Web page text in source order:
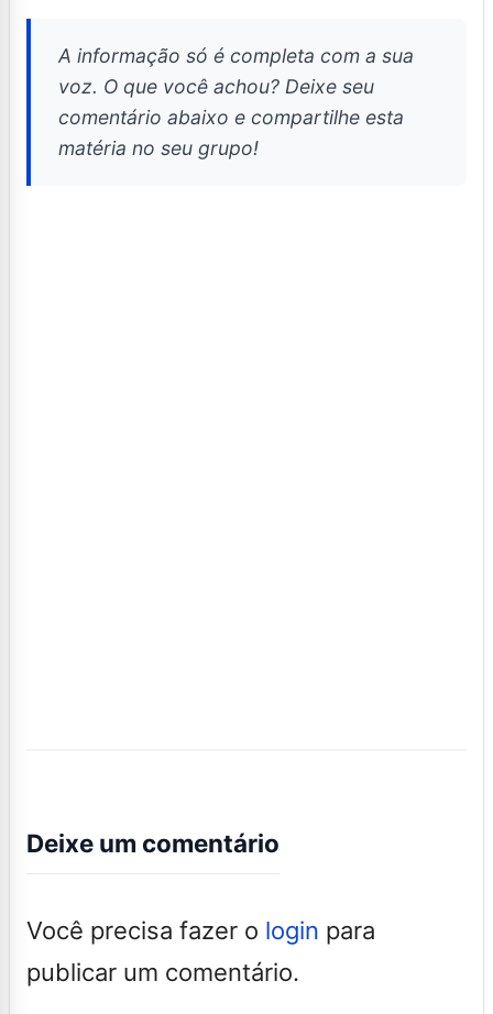
A informação só é completa com a sua
voz. O que você achou? Deixe seu
comentário abaixo e compartilhe esta
matéria no seu grupo!
Deixe um comentário
Você precisa fazer o login para
publicar um comentário.